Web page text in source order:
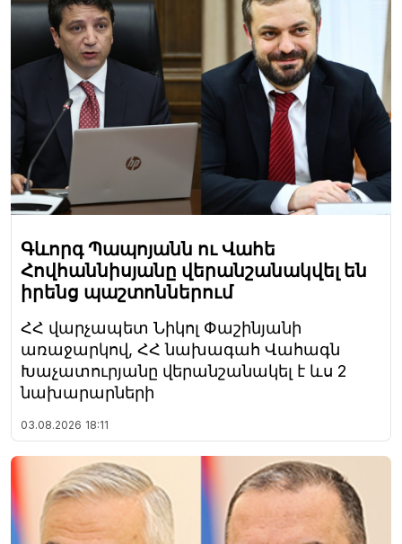
Գևորգ Պապոյանն ու Վահե
Հովհաննիսյանը վերանշանակվել են
իրենց պաշտոններում
ՀՀ վարչապետ Նիկոլ Փաշինյանի
առաջարկով, ՀՀ նախագահ Վահագն
Խաչատուրյանը վերանշանակել է ևս 2
նախարարների
03.08.2026 18:11